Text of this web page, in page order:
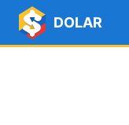
DOLAR